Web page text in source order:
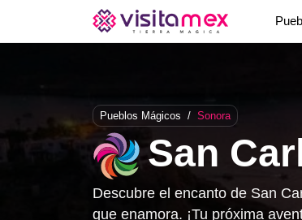
Pueblos Mágicos / Sonora
San
Descubre el encanto de San
que enamora. ¡Tu próxima